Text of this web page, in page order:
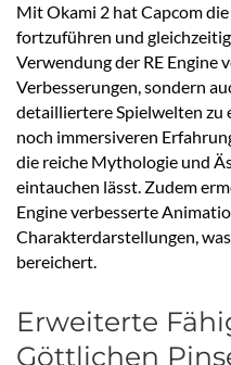
Mit Okami 2 hat Capcom die
fortzuführen und
Verwendung der RE Engine
Verbesserungen, sondern
detailliertere Spielwelten zu
noch immersiveren
die reiche Mythologie und
eintauchen lässt. Zudem
Engine verbesserte
Charakterdarstellungen,
bereichert.
Erweiterte
Göttlichen